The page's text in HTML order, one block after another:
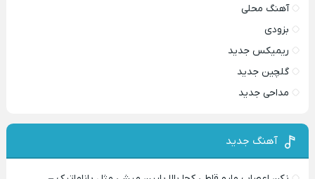
آهنگ محلی
بزودی
ریمیکس جدید
گلچین جدید
مداحی جدید
آهنگ جدید